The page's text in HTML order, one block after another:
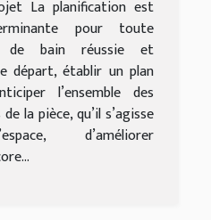
La planification est
pour toute
de bain réussie et
départ, établir un plan
l’ensemble des
la pièce, qu’il s’agisse
d’améliorer